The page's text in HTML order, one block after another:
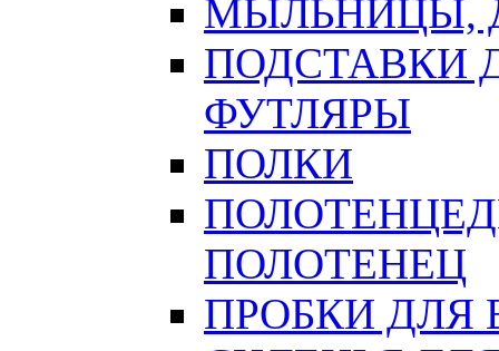
МЫЛЬНИЦЫ,
ПОДСТАВКИ
ФУТЛЯРЫ
ПОЛКИ
ПОЛОТЕНЕЦ
ПРОБКИ ДЛЯ